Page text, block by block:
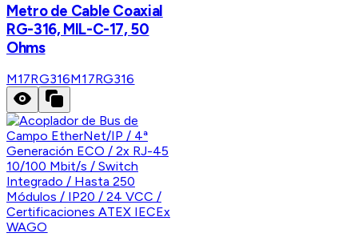
Metro de Cable Coaxial
RG-316, MIL-C-17, 50
Ohms
M17RG316M17RG316
WAGO